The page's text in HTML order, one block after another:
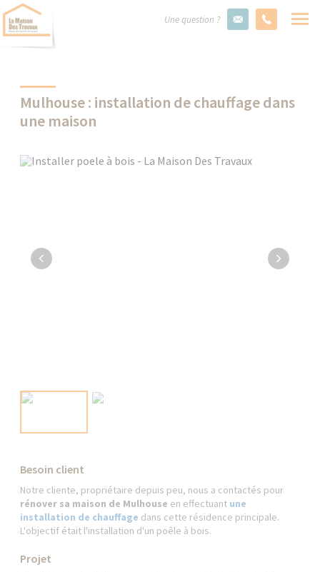
Une question ?
Mulhouse : installation de chauffage dans
une maison
Besoin client
Notre cliente, propriétaire depuis peu, nous a contactés pour
rénover sa maison de Mulhouse en effectuant une
installation de chauffage dans cette résidence principale.
L'objectif était l'installation d'un poêle à bois.
Projet